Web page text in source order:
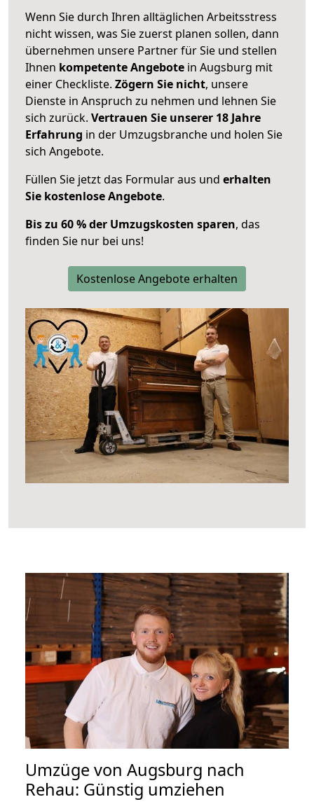
Wenn Sie durch Ihren alltäglichen Arbeitsstress
nicht wissen, was Sie zuerst planen sollen, dann
übernehmen unsere Partner für Sie und stellen
Ihnen kompetente Angebote in Augsburg mit
einer Checkliste. Zögern Sie nicht, unsere
Dienste in Anspruch zu nehmen und lehnen Sie
sich zurück. Vertrauen Sie unserer 18 Jahre
Erfahrung in der Umzugsbranche und holen Sie
sich Angebote.
Füllen Sie jetzt das Formular aus und erhalten
Sie kostenlose Angebote.
Bis zu 60 % der Umzugskosten sparen, das
finden Sie nur bei uns!
Kostenlose Angebote erhalten
Umzüge von Augsburg nach
Rehau: Günstig umziehen